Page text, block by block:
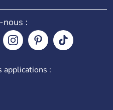
nous :
applications :